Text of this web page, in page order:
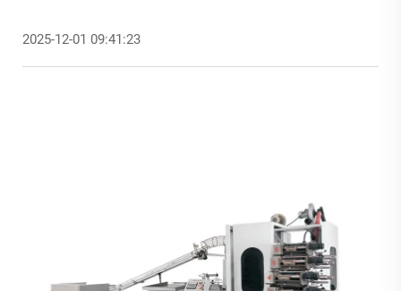
2025-12-01 09:41:23